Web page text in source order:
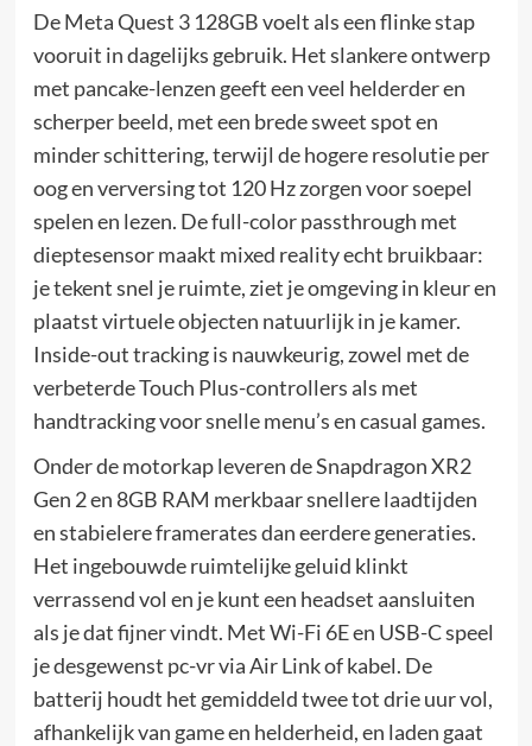
De Meta Quest 3 128GB voelt als een flinke stap
vooruit in dagelijks gebruik. Het slankere ontwerp
met pancake-lenzen geeft een veel helderder en
scherper beeld, met een brede sweet spot en
minder schittering, terwijl de hogere resolutie per
oog en verversing tot 120 Hz zorgen voor soepel
spelen en lezen. De full-color passthrough met
dieptesensor maakt mixed reality echt bruikbaar:
je tekent snel je ruimte, ziet je omgeving in kleur en
plaatst virtuele objecten natuurlijk in je kamer.
Inside-out tracking is nauwkeurig, zowel met de
verbeterde Touch Plus-controllers als met
handtracking voor snelle menu’s en casual games.
Onder de motorkap leveren de Snapdragon XR2
Gen 2 en 8GB RAM merkbaar snellere laadtijden
en stabielere framerates dan eerdere generaties.
Het ingebouwde ruimtelijke geluid klinkt
verrassend vol en je kunt een headset aansluiten
als je dat fijner vindt. Met Wi-Fi 6E en USB-C speel
je desgewenst pc-vr via Air Link of kabel. De
batterij houdt het gemiddeld twee tot drie uur vol,
afhankelijk van game en helderheid, en laden gaat